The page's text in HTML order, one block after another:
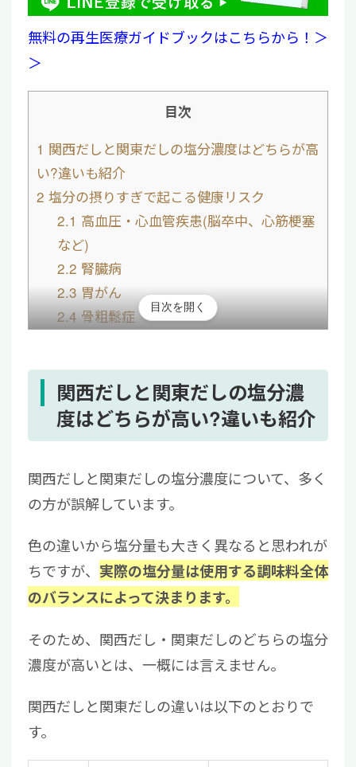
無料の再生医療ガイドブックはこちらから！＞
＞
目次
1 関西だしと関東だしの塩分濃度はどちらが高
い?違いも紹介
2 塩分の摂りすぎで起こる健康リスク
2.1 高血圧・心血管疾患(脳卒中、心筋梗塞
など)
2.2 腎臓病
2.3胃がん
2.4骨粗鬆症
改善だけでは難しい
目次を開く
関西だしと関東だしの塩分濃
度はどちらが高い?違いも紹介
関西だしと関東だしの塩分濃度について、多く
の方が誤解しています。
色の違いから塩分量も大きく異なると思われが
ちですが、 実際の塩分量は使用する調味料全体
のバランスによって決まります。
そのため、関西だし・関東だしのどちらの塩分
濃度が高いとは、一概には言えません。
関西だしと関東だしの違いは以下のとおりで
す。